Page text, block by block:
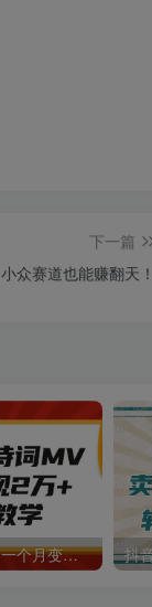
下一篇
众赛道也能赚翻天！
AI制作古诗词MV，一个月变现2万+，手把手教学